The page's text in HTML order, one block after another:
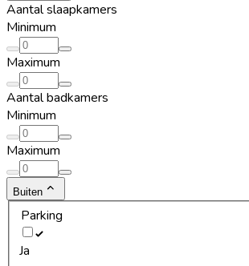
Aantal slaapkamers
Minimum
Maximum
Aantal badkamers
Minimum
Maximum
Buiten
Parking
Ja